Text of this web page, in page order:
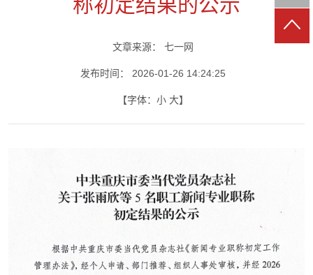
文章来源： 七一网
发布时间： 2026-01-26 14:24:25
【字体： 小 大】